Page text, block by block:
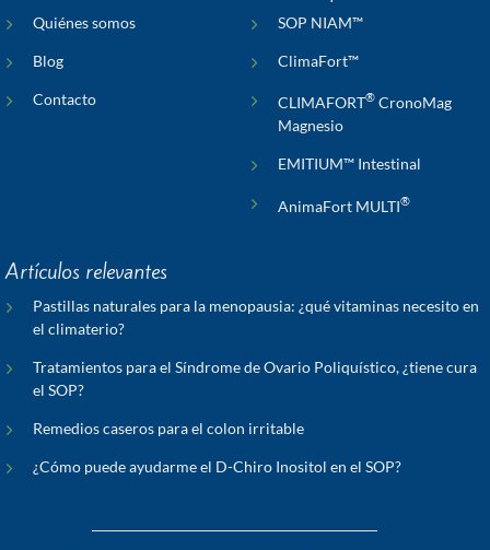
Quiénes somos
Blog
Contacto
SOP NIAM™
ClimaFort™
CLIMAFORT® CronoMag
Magnesio
EMITIUM™ Intestinal
AnimaFort MULTI®
Artículos relevantes
Pastillas naturales para la menopausia: ¿qué vitaminas necesito en
el climaterio?
Tratamientos para el Síndrome de Ovario Poliquístico, ¿tiene cura
el SOP?
Remedios caseros para el colon irritable
¿Cómo puede ayudarme el D-Chiro Inositol en el SOP?